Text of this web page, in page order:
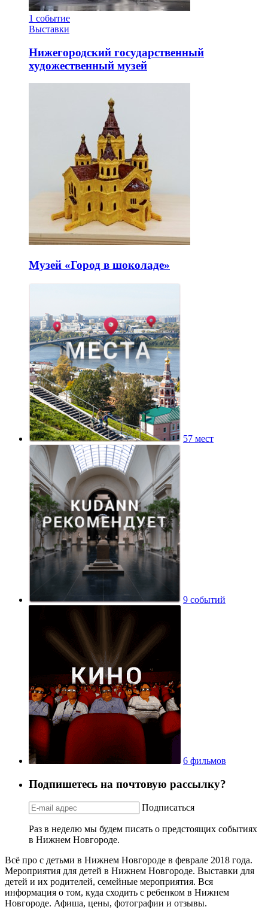
1 событие
Выставки
Нижегородский государственный
художественный музей
Музей «Город в шоколаде»
57 мест
9 событий
6 фильмов
Подпишетесь на почтовую рассылку?
Подписаться
Раз в неделю мы будем писать о предстоящих событиях
в Нижнем Новгороде.
Всё про с детьми в Нижнем Новгороде в феврале 2018 года.
Мероприятия для детей в Нижнем Новгороде. Выставки для
детей и их родителей, семейные мероприятия. Вся
информация о том, куда сходить с ребенком в Нижнем
Новгороде. Афиша, цены, фотографии и отзывы.